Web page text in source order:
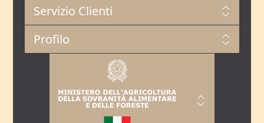
Servizio Clienti
Profilo